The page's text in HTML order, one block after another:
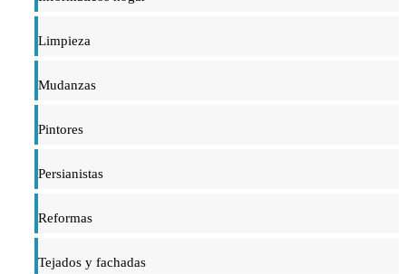
Limpieza
Mudanzas
Pintores
Persianistas
Reformas
Tejados y fachadas